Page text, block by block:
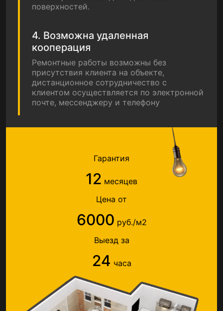
поверхностей.
4. Возможна удаленная
кооперация
Ремонтные работы возможны без
присутствия клиента на объекте,
дистанционное сотрудничество с
клиентом осуществляется по электронной
почте, мессенджеру и телефону
Гарантия
12 месяцев
Цена от
6000 руб./м2
Выезд за
24 часа